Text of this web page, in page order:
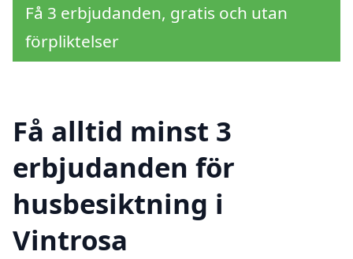
Få 3 erbjudanden, gratis och utan
förpliktelser
Få alltid minst 3
erbjudanden för
husbesiktning i
Vintrosa